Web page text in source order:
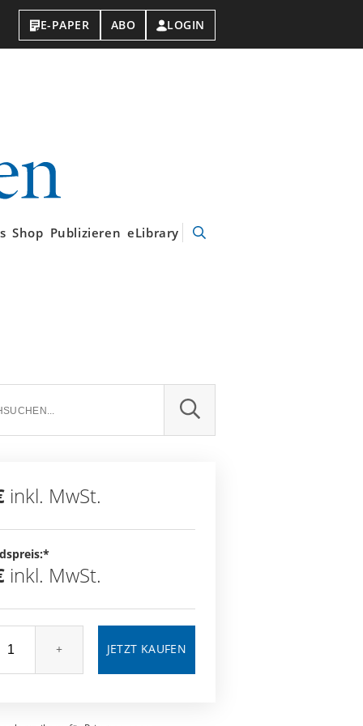
E-PAPER ABO LOGIN
Shop Publizieren eLibrary
SUCHE
inkl. MwSt.
inkl. MwSt.
+